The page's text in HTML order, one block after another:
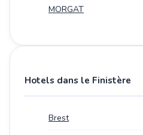
MORGAT
Hotels dans le Finistère
Brest